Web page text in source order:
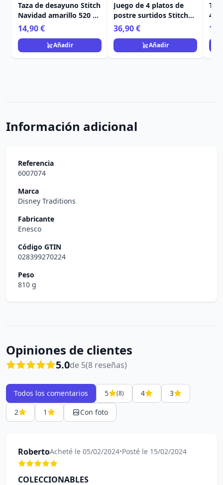
Taza de desayuno Stitch
Navidad amarillo 520 ml
- Egan Disney Home
14,90 €
Añadir
Juego de 4 platos de
postre surtidos Stitch
Navidad - Egan Disney
Home
36,90 €
Añadir
Información adicional
Referencia
6007074
Marca
Disney Traditions
Fabricante
Enesco
Código GTIN
028399270224
Peso
810 g
Opiniones de clientes
5.0de 5(8 reseñas)
Todos los comentarios 5 (8) 4
3
2
1 Con foto
RobertoAcheté le 05/02/2024•Posté le 15/02/2024
COLECCIONABLES